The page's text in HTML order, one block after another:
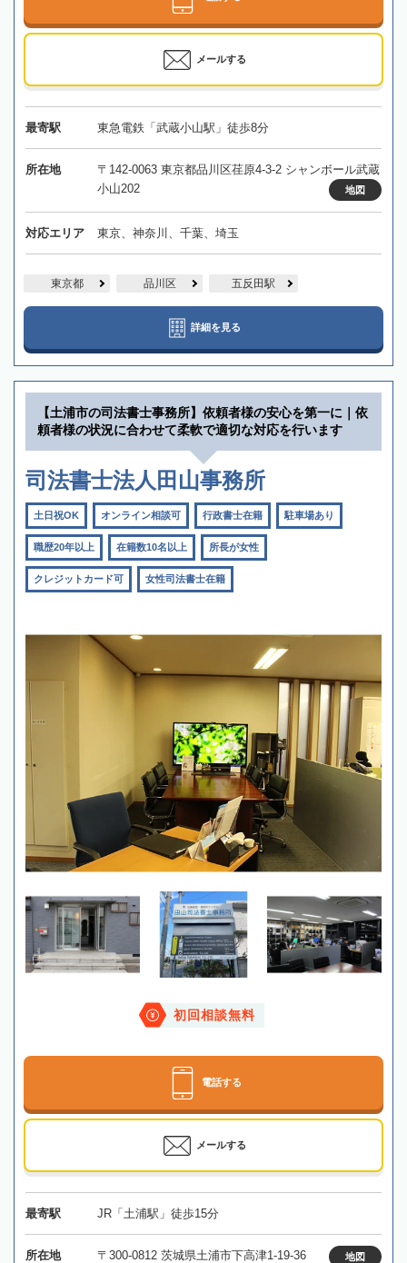
メールする
最寄駅 東急電鉄「武蔵小山駅」徒歩8分
所在地
〒142-0063 東京都品川区荏原4-3-2 シャンボール武蔵
小山202
地図
対応エリア 東京、神奈川、千葉、埼玉
東京都 品川区 五反田駅
詳細を見る
【土浦市の司法書士事務所】依頼者様の安心を第一に｜依
頼者様の状況に合わせて柔軟で適切な対応を行います
司法書士法人田山事務所
土日祝OK オンライン相談可 行政書士在籍 駐車場あり
職歴20年以上 在籍数10名以上 所長が女性
クレジットカード可 女性司法書士在籍
初回相談無料
電話する
メールする
最寄駅 JR「土浦駅」徒歩15分
所在地 〒300-0812 茨城県土浦市下高津1-19-36 地図